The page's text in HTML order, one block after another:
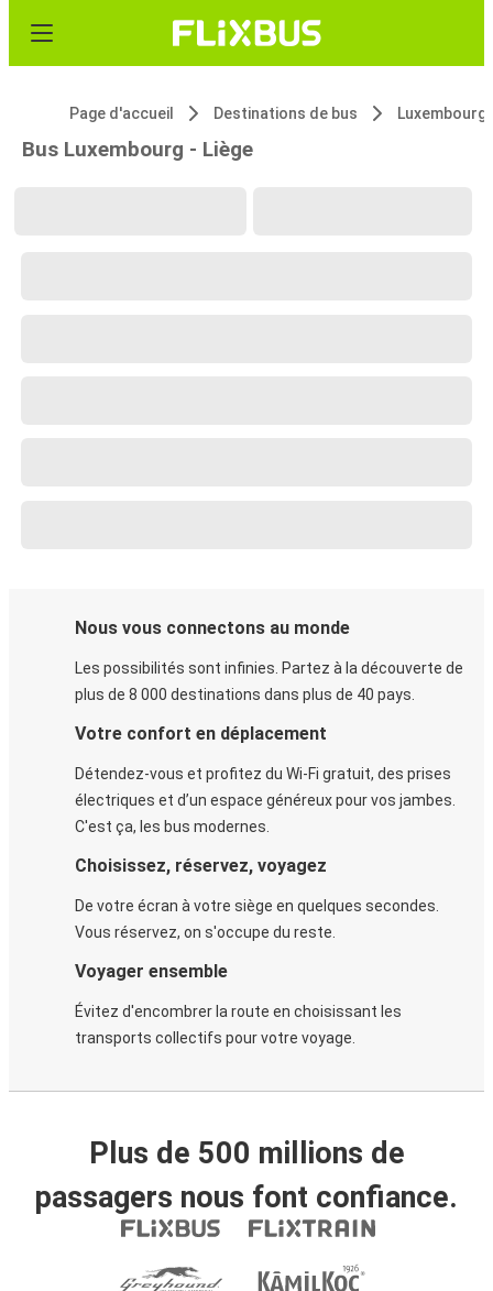
Page d'accueil Destinations de bus Luxembourg
Bus Luxembourg - Liège
Nous vous connectons au monde
Les possibilités sont infinies. Partez à la découverte de
plus de 8 000 destinations dans plus de 40 pays.
Votre confort en déplacement
Détendez-vous et profitez du Wi-Fi gratuit, des prises
électriques et d’un espace généreux pour vos jambes.
C'est ça, les bus modernes.
Choisissez, réservez, voyagez
De votre écran à votre siège en quelques secondes.
Vous réservez, on s'occupe du reste.
Voyager ensemble
Évitez d'encombrer la route en choisissant les
transports collectifs pour votre voyage.
Plus de 500 millions de
passagers nous font confiance.